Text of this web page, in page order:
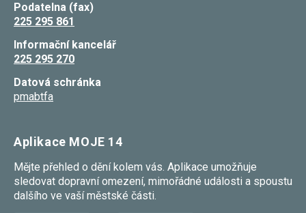
Podatelna (fax)
225 295 861
Informační kancelář
225 295 270
Datová schránka
pmabtfa
Aplikace MOJE 14
Mějte přehled o dění kolem vás. Aplikace umožňuje
sledovat dopravní omezení, mimořádné události a spoustu
dalšího ve vaší městské části.